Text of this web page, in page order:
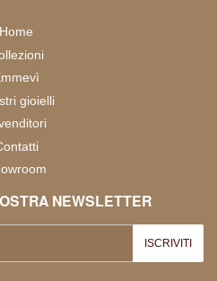
Home
gioielli
NEWSLETTER
ISCRIVITI